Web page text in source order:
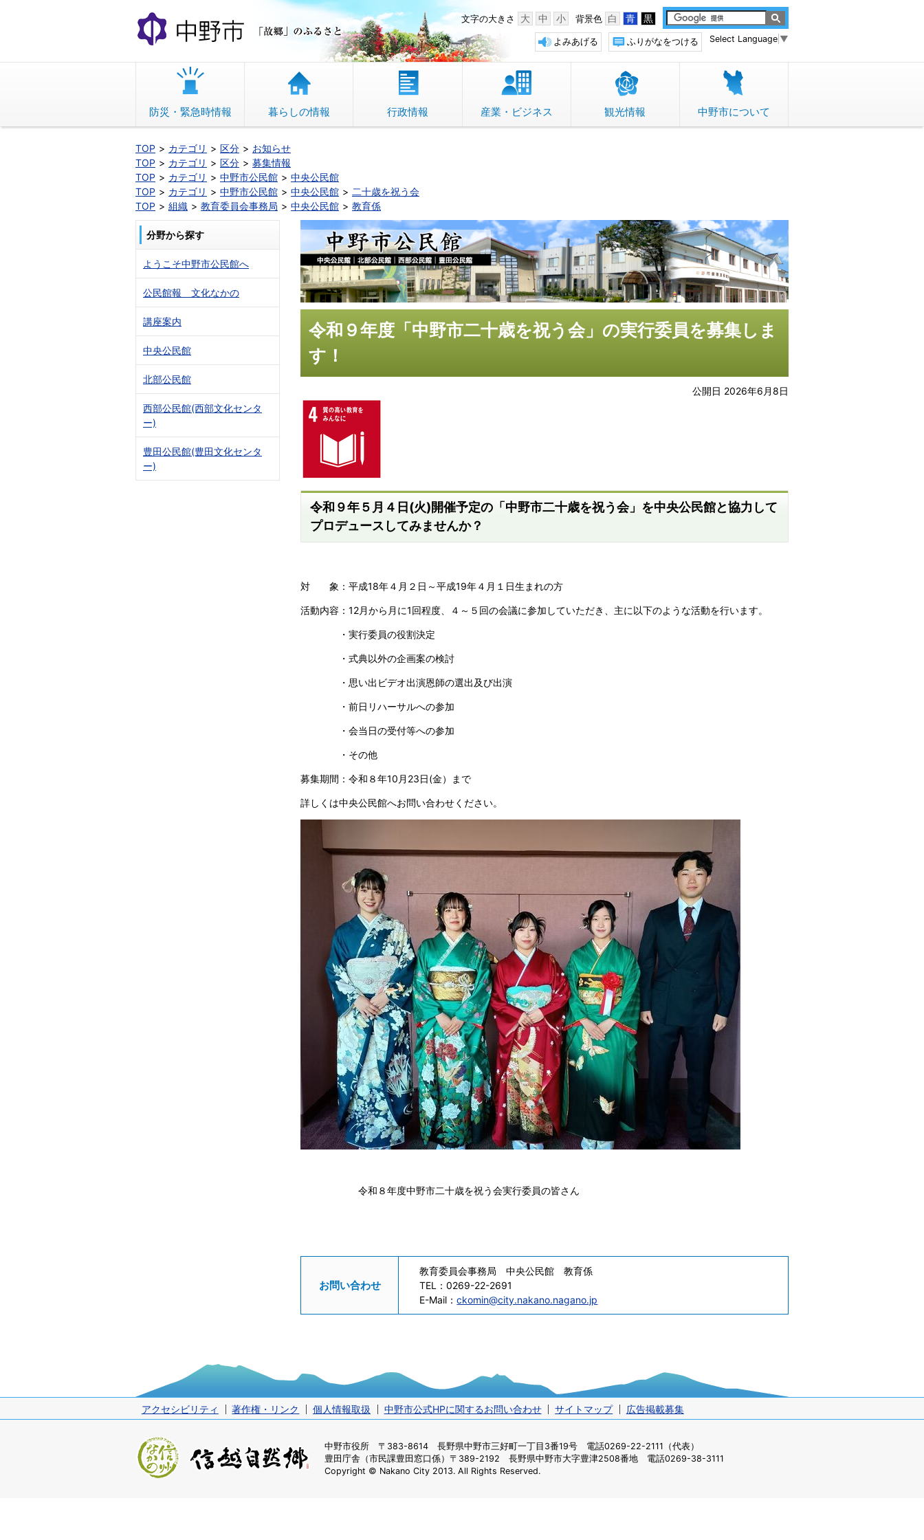
文
へ
動
中野市 「故郷」のふるさと 背景色 白 青 黒
文字の大きさ 大 中 小
Select Language ▼
ふりがなをつける
よみあげる
防災・緊急時情報 暮らしの情報 行政情報 産業・ビジネス 観光情報 中野市について
TOP カテゴリ 区分
お知らせ
TOP
カテゴリ 区分
募集情報
TOP
カテゴリ 中野市公民館
中央公民館
TOP
カテゴリ 中野市公民館 中央公民館
二十歳を祝う会
TOP
組織 教育委員会事務局 中央公民館 教育係
令和９年度「中野市二十歳を祝う会」の実行委員を募集しま
す！
公開日 2026年6月8日
令和９年５月４日(火)開催予定の「中野市二十歳を祝う会」を中央公民館と協力して
プロデュースしてみませんか？
対 象：平成18年４月２日～平成19年４月１日生まれの方
活動内容：12月から月に1回程度、４～５回の会議に参加していただき、主に以下のような活動を行います。
・実行委員の役割決定
・式典以外の企画案の検討
・思い出ビデオ出演恩師の選出及び出演
・前日リハーサルへの参加
・会当日の受付等への参加
・その他
募集期間：令和８年10月23日(金）まで
詳しくは中央公民館へお問い合わせください。
令和８年度中野市二十歳を祝う会実行委員の皆さん
お問い合わせ
教育委員会事務局 中央公民館 教育係
TEL：0269-22-2691
E-Mail：ckomin@city.nakano.nagano.jp
分野から探す
ようこそ中野市公民館へ
公民館報 文化なかの
講座案内
中央公民館
北部公民館
西部公民館(西部文化センタ
ー)
豊田公民館(豊田文化センタ
ー)
アクセシビリティ 著作権・リンク 個人情報取扱 中野市公式HPに関するお問い合わせ サイトマップ 広告掲載募集
中野市役所 〒383-8614 長野県中野市三好町一丁目3番19号 電話0269-22-2111（代表）
豊田庁舎（市民課豊田窓口係） 〒389-2192 長野県中野市大字豊津2508番地 電話0269-38-3111
Copyright © Nakano City 2013. All Rights Reserved.